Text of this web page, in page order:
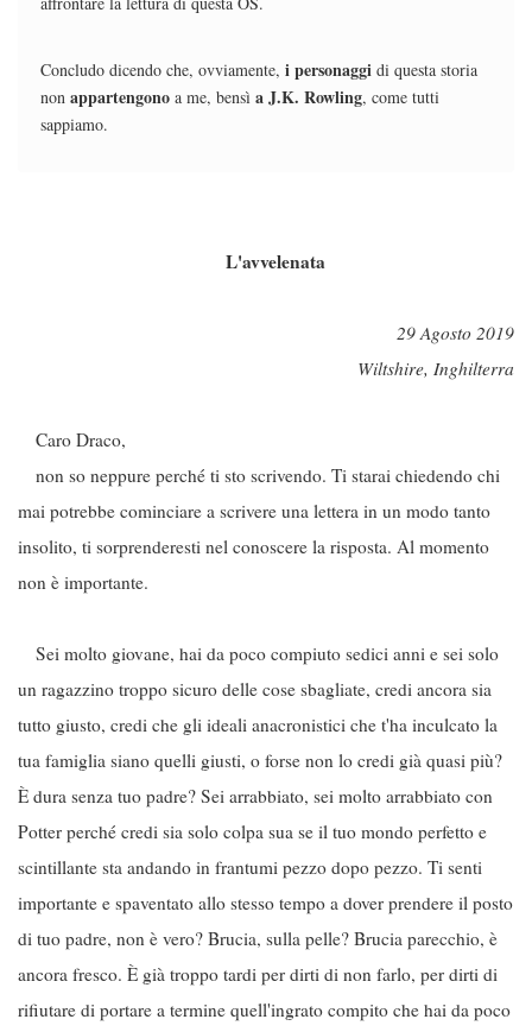
Concludo dicendo che, ovviamente, i personaggi di questa storia
non appartengono a me, bensì a J.K. Rowling, come tutti
sappiamo.
L'avvelenata
29 Agosto 2019
Wiltshire, Inghilterra
Caro Draco,
non so neppure perché ti sto scrivendo. Ti starai chiedendo chi
mai potrebbe cominciare a scrivere una lettera in un modo tanto
insolito, ti sorprenderesti nel conoscere la risposta. Al momento
non è importante.
Sei molto giovane, hai da poco compiuto sedici anni e sei solo
un ragazzino troppo sicuro delle cose sbagliate, credi ancora sia
tutto giusto, credi che gli ideali anacronistici che t'ha inculcato la
tua famiglia siano quelli giusti, o forse non lo credi già quasi più?
È dura senza tuo padre? Sei arrabbiato, sei molto arrabbiato con
Potter perché credi sia solo colpa sua se il tuo mondo perfetto e
scintillante sta andando in frantumi pezzo dopo pezzo. Ti senti
importante e spaventato allo stesso tempo a dover prendere il posto
di tuo padre, non è vero? Brucia, sulla pelle? Brucia parecchio, è
ancora fresco. È già troppo tardi per dirti di non farlo, per dirti di
rifiutare di portare a termine quell'ingrato compito che hai da poco